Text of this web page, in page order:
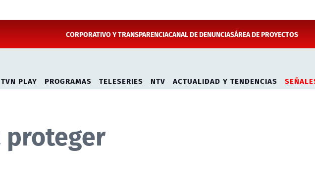
CORPORATIVO Y TRANSPARENCIACANAL DE DENUNCIASÁREA DE PROYECTOS
TVN PLAY PROGRAMAS TELESERIES NTV ACTUALIDAD Y TENDENCIAS
proteger